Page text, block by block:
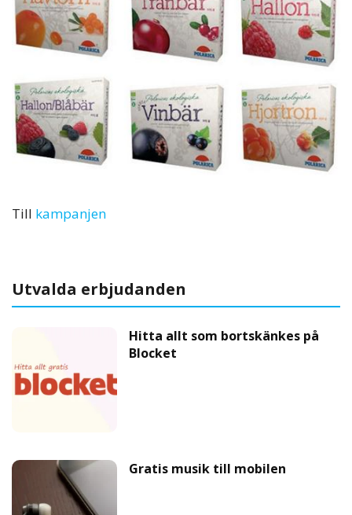
Till kampanjen
Utvalda erbjudanden
Hitta allt som bortskänkes på
Blocket
Gratis musik till mobilen